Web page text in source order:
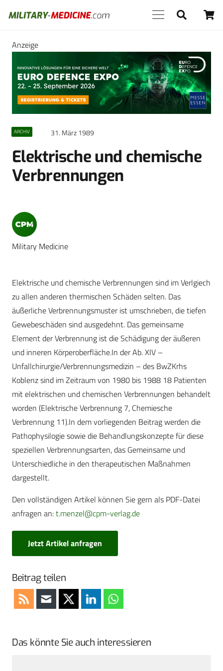
Anzeige
ARCHIV 31. März 1989
Elektrische und chemische
Verbrennungen
Military Medicine
Elektrische und chemische Verbrennungen sind im Verlgiech
zu allen anderen thermischen Schäden selten. Das
äußerliche Verbrennungsmuster ist umschrieben, die tiefen
Gewebeschäden sind ausgedehnt. Das gemeinsame
Element der Verbrennung ist die Schädigung der äußeren
und inneren Körperoberfläche.In der Ab. XIV –
Unfallchirurgie/Verbrennungsmedizin – des BwZKrhs
Koblenz sind im Zeitraum von 1980 bis 1988 18 Patienten
mit elektrischen und chemischen Verbrennungen behandelt
worden (Elektrische Verbrennung 7, Chemiesche
Verbrennung 11).In dem vorliegenden Beitrag werden die
Pathophysilogie sowie die Behandlungskonzepte für diese
speziellen Verbrennungsarten, das Gemeinsame und
Unterschiedliche in den therapeutischen Maßnahmen
dargestellt.
Den vollständigen Artikel können Sie gern als PDF-Datei
anfragen an:t.menzel@cpm-verlag.de
Jetzt Artikel anfragen
Beitrag teilen
Das könnte Sie auch interessieren